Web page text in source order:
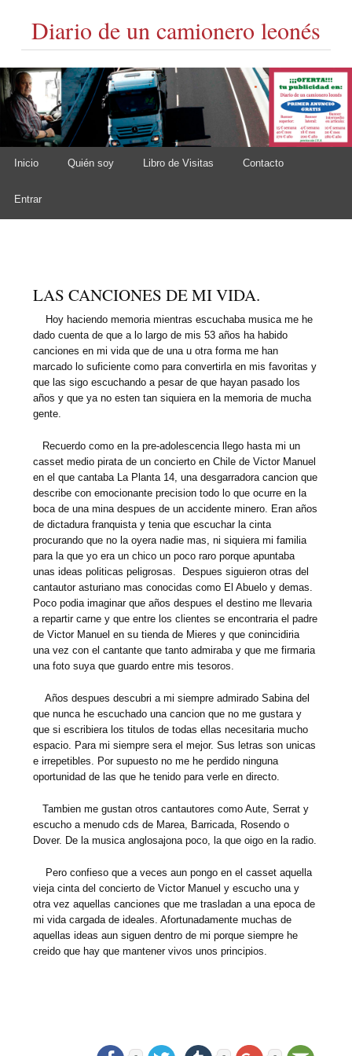
Diario de un camionero leonés
Main menu
Skip to content
Inicio Quién soy Libro de Visitas Contacto
Entrar
LAS CANCIONES DE MI VIDA.
Hoy haciendo memoria mientras escuchaba musica me he
dado cuenta de que a lo largo de mis 53 años ha habido
canciones en mi vida que de una u otra forma me han
marcado lo suficiente como para convertirla en mis favoritas y
que las sigo escuchando a pesar de que hayan pasado los
años y que ya no esten tan siquiera en la memoria de mucha
gente.
Recuerdo como en la pre-adolescencia llego hasta mi un
casset medio pirata de un concierto en Chile de Victor Manuel
en el que cantaba La Planta 14, una desgarradora cancion que
describe con emocionante precision todo lo que ocurre en la
boca de una mina despues de un accidente minero. Eran años
de dictadura franquista y tenia que escuchar la cinta
procurando que no la oyera nadie mas, ni siquiera mi familia
para la que yo era un chico un poco raro porque apuntaba
unas ideas politicas peligrosas. Despues siguieron otras del
cantautor asturiano mas conocidas como El Abuelo y demas.
Poco podia imaginar que años despues el destino me llevaria
a repartir carne y que entre los clientes se encontraria el padre
de Victor Manuel en su tienda de Mieres y que conincidiria
una vez con el cantante que tanto admiraba y que me firmaria
una foto suya que guardo entre mis tesoros.
Años despues descubri a mi siempre admirado Sabina del
que nunca he escuchado una cancion que no me gustara y
que si escribiera los titulos de todas ellas necesitaria mucho
espacio. Para mi siempre sera el mejor. Sus letras son unicas
e irrepetibles. Por supuesto no me he perdido ninguna
oportunidad de las que he tenido para verle en directo.
Tambien me gustan otros cantautores como Aute, Serrat y
escucho a menudo cds de Marea, Barricada, Rosendo o
Dover. De la musica anglosajona poco, la que oigo en la radio.
Pero confieso que a veces aun pongo en el casset aquella
vieja cinta del concierto de Victor Manuel y escucho una y
otra vez aquellas canciones que me trasladan a una epoca de
mi vida cargada de ideales. Afortunadamente muchas de
aquellas ideas aun siguen dentro de mi porque siempre he
creido que hay que mantener vivos unos principios.